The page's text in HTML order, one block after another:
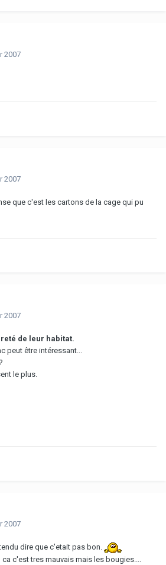
2007
2007
que c'est les cartons de la cage qui pu
2007
de leur habitat.
peut être intéressant...
le plus.
2007
dire que c'etait pas bon.
c'est tres mauvais mais les bougies....